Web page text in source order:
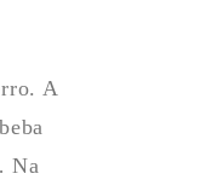
A
Na